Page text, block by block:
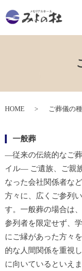
HOME ご葬儀の
一般葬
―従来の伝統的なご
イル― ご遺族、ご親
なった会社関係者な
方々に、広くご参列
す。一般葬の場合は
参列者を限定せず、
にご縁があった方々
的な人間関係を重視
に向いているといえま